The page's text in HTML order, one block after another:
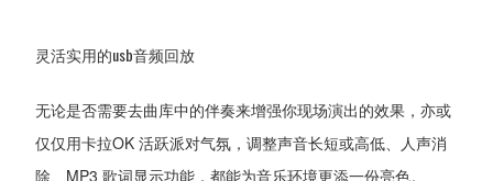
灵活实用的usb音频回放
无论是否需要去曲库中的伴奏来增强你现场演出的效果，亦或
仅仅用卡拉OK 活跃派对气氛，调整声音长短或高低、人声消
除、MP3 歌词显示功能，都能为音乐环境更添一份亮色。